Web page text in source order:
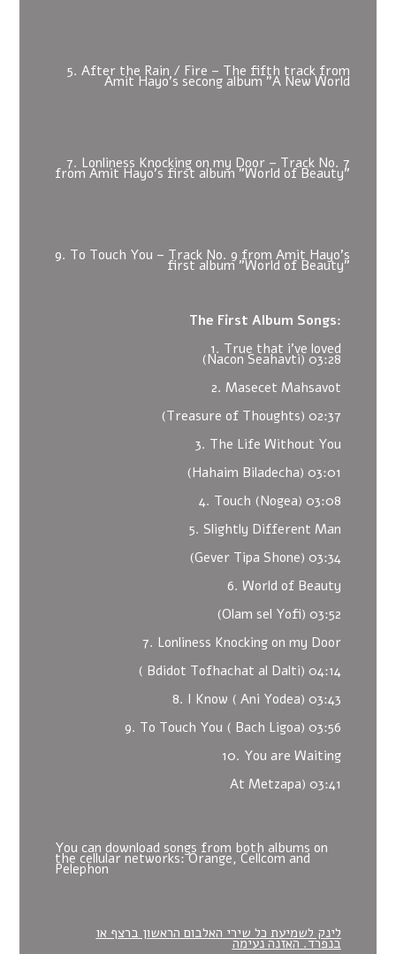
5. After the Rain / Fire – The fifth track from
Amit Hayo's secong album "A New World
7. Lonliness Knocking on my Door – Track No. 7
from Amit Hayo's first album "World of Beauty"
9. To Touch You – Track No. 9 from Amit Hayo's
first album "World of Beauty"
The First Album Songs:
1. True that i've loved
(Nacon Seahavti) 03:28
2. Masecet Mahsavot
(Treasure of Thoughts) 02:37
3. The Life Without You
(Hahaim Biladecha) 03:01
4. Touch (Nogea) 03:08
5. Slightly Different Man
(Gever Tipa Shone) 03:34
6. World of Beauty
(Olam sel Yofi) 03:52
7. Lonliness Knocking on my Door
( Bdidot Tofhachat al Dalti) 04:14
8. I Know ( Ani Yodea) 03:43
9. To Touch You ( Bach Ligoa) 03:56
10. You are Waiting
At Metzapa) 03:41
You can download songs from both albums on
the cellular networks: Orange, Cellcom and
Pelephon
לינק לשמיעת כל שירי האלבום הראשון ברצף או
בנפרד. האזנה נעימה